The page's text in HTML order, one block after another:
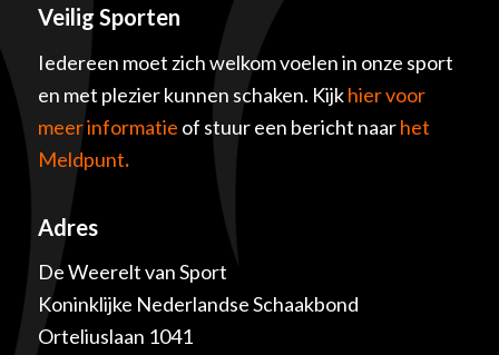
Veilig Sporten
Iedereen moet zich welkom voelen in onze sport
en met plezier kunnen schaken. Kijkhier voor
meer informatie of stuur een bericht naarhet
Meldpunt.
Adres
De Weerelt van Sport
Koninklijke Nederlandse Schaakbond
Orteliuslaan 1041